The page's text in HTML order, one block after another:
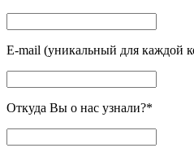
E-mail (уникальный для каждой
Откуда Вы о нас узнали?*